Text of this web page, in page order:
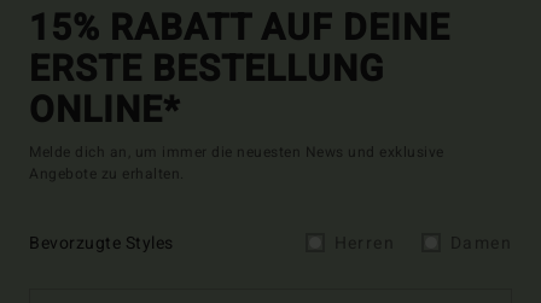
15% RABATT AUF DEINE
ERSTE BESTELLUNG
ONLINE*
Melde dich an, um immer die neuesten News und exklusive
Angebote zu erhalten.
Bevorzugte Styles